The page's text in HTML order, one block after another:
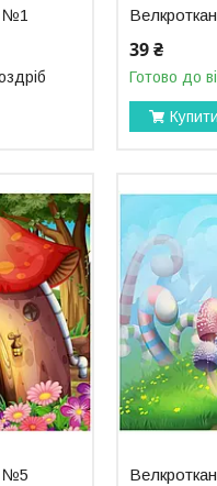
№1
39 ₴
Готово до
Купити
№5